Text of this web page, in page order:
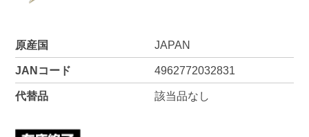
原産国 JAPAN
JANコード 4962772032831
代替品 該当品なし